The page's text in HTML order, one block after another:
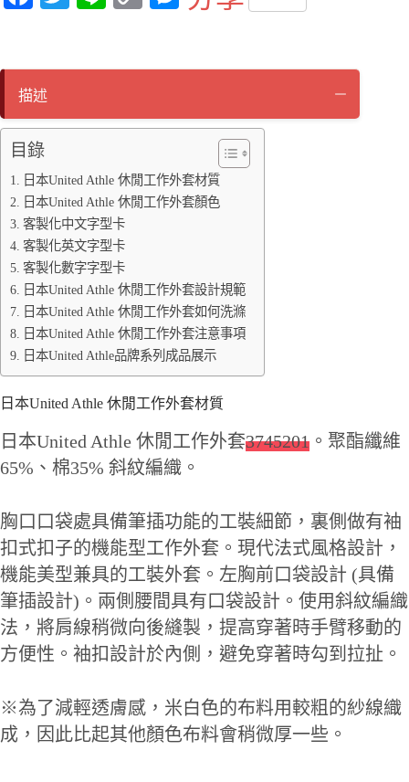
ok
nk er
描述
目錄
日本United Athle 休閒工作外套材質
日本United Athle 休閒工作外套顏色
客製化中文字型卡
客製化英文字型卡
客製化數字字型卡
日本United Athle 休閒工作外套設計規範
日本United Athle 休閒工作外套如何洗滌
日本United Athle 休閒工作外套注意事項
日本United Athle品牌系列成品展示
日本United Athle 休閒工作外套材質
日本United Athle 休閒工作外套3745201 。聚酯纖維
65%、棉35% 斜紋編織。
胸口口袋處具備筆插功能的工裝細節，裏側做有袖
扣式扣子的機能型工作外套。現代法式風格設計，
機能美型兼具的工裝外套。左胸前口袋設計 (具備
筆插設計)。兩側腰間具有口袋設計。使用斜紋編織
法，將肩線稍微向後縫製，提高穿著時手臂移動的
方便性。袖扣設計於內側，避免穿著時勾到拉扯。
※為了減輕透膚感，米白色的布料用較粗的紗線織
成，因此比起其他顏色布料會稍微厚一些。